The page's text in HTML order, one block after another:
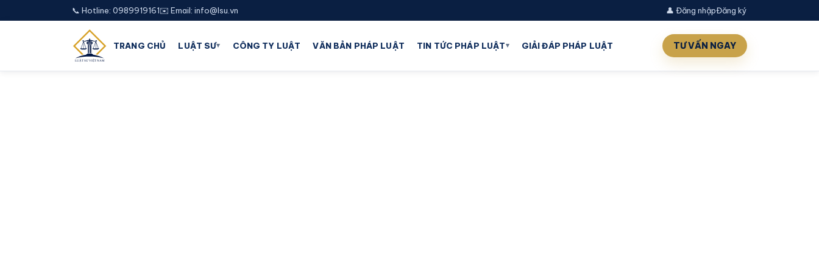
📞 Hotline: 0989919161✉️ Email: info@lsu.vn 👤 Đăng nhậpĐăng ký
TRANG CHỦ LUẬT SƯ▾ CÔNG TY LUẬT VĂN BẢN PHÁP LUẬT TIN TỨC PHÁP LUẬT▾ GIẢI ĐÁP PHÁP LUẬT TƯ VẤN NGAY